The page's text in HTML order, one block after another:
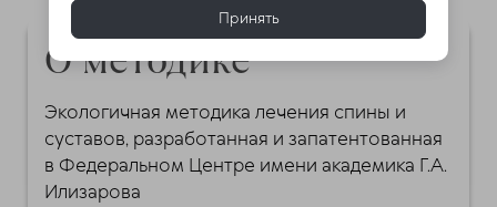
О методике
Экологичная методика лечения спины и
суставов, разработанная и запатентованная
в Федеральном Центре имени академика Г.А.
Илизарова
Принять